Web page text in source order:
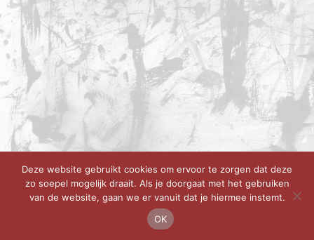
Deze website gebruikt cookies om ervoor te zorgen dat deze
zo soepel mogelijk draait. Als je doorgaat met het gebruiken
van de website, gaan we er vanuit dat je hiermee instemt.
OK